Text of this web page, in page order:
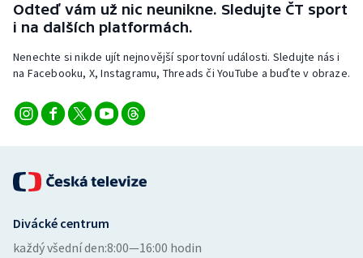
Veslování
Vodní slalom
Ostatní
Odteď vám už nic neunikne. Sledujte ČT sport
i na dalších platformách.
Nenechte si nikde ujít nejnovější sportovní události. Sledujte nás i
na Facebooku, X, Instagramu, Threads či YouTube a buďte v obraze.
Divácké centrum
každý všední den:8:00—16:00 hodin